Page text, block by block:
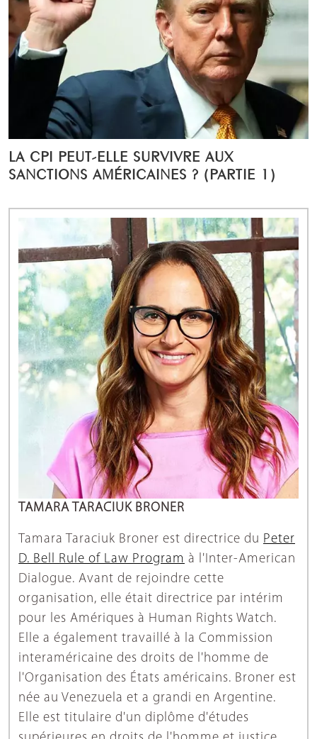
LA CPI PEUT-ELLE SURVIVRE AUX
SANCTIONS AMÉRICAINES ? (PARTIE 1)
TAMARA TARACIUK BRONER
Tamara Taraciuk Broner est directrice du Peter
D. Bell Rule of Law Program à l'Inter-American
Dialogue. Avant de rejoindre cette
organisation, elle était directrice par intérim
pour les Amériques à Human Rights Watch.
Elle a également travaillé à la Commission
interaméricaine des droits de l'homme de
l'Organisation des États américains. Broner est
née au Venezuela et a grandi en Argentine.
Elle est titulaire d'un diplôme d'études